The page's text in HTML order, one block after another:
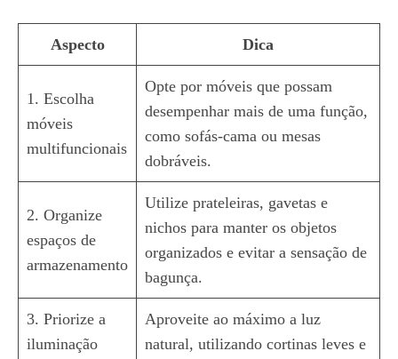
Aspecto Dica
1. Escolha
móveis
multifuncionais
Opte por móveis que possam
desempenhar mais de uma função,
como sofás-cama ou mesas
dobráveis.
2. Organize
espaços de
armazenamento
Utilize prateleiras, gavetas e
nichos para manter os objetos
organizados e evitar a sensação de
bagunça.
3. Priorize a
iluminação
Aproveite ao máximo a luz
natural, utilizando cortinas leves e